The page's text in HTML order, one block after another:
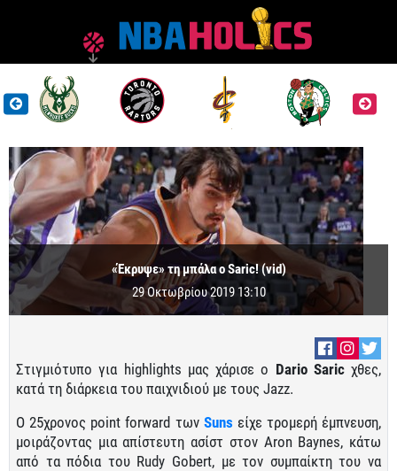
«Έκρυψε» τη μπάλα ο Saric! (vid)
29 Οκτωβρίου 2019 13:10
Στιγμιότυπο για highlights μας χάρισε ο Dario Saricχθες,
κατά τη διάρκεια του παιχνιδιού με τους Jazz.
Ο 25χρονος point forward των Suns είχε τρομερή έμπνευση,
μοιράζοντας μια απίστευτη ασίστ στον Aron Baynes, κάτω
από τα πόδια του Rudy Gobert, με τον συμπαίκτη του να